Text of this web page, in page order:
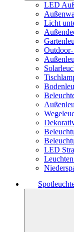
LED
Licht
Outdoor-
LED